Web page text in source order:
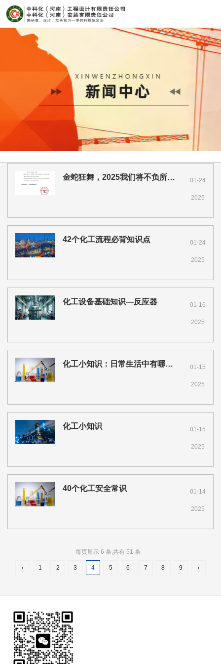
01-24
2025
金蛇狂舞，2025我们将不负所
01-24
2025
42个化工流程必背知识点
01-16
2025
化工设备基础知识—反应器
01-15
2025
化工小知识：日常生活中有哪些
01-15
2025
化工小知识
01-14
2025
40个化工安全常识
每页显示 6 条,共有 51 条
‹ 1 2 3 4 5 6 7 8 9 ›